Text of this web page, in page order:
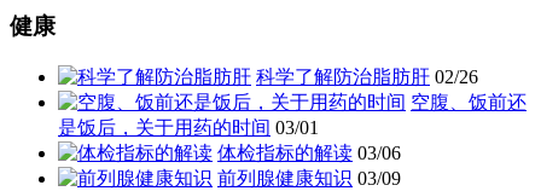
健康
科学了解防治脂肪肝 02/26
空腹、饭前还
是饭后，关于用药的时间 03/01
体检指标的解读 03/06
前列腺健康知识 03/09